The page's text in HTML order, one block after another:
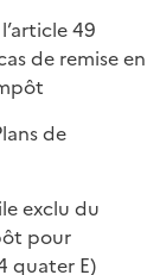
49
de remise en
de
exclu du
pour
quater E)